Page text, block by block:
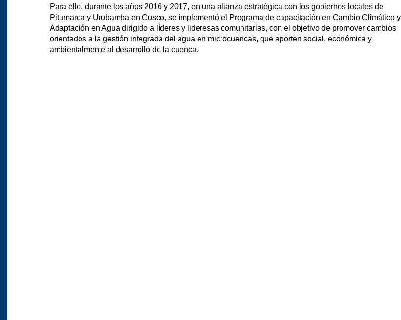
Para ello, durante los años 2016 y 2017, en una alianza estratégica con los gobiernos locales de
Pitumarca y Urubamba en Cusco, se implementó el Programa de capacitación en Cambio Climático y
Adaptación en Agua dirigido a líderes y lideresas comunitarias, con el objetivo de promover cambios
orientados a la gestión integrada del agua en microcuencas, que aporten social, económica y
ambientalmente al desarrollo de la cuenca.